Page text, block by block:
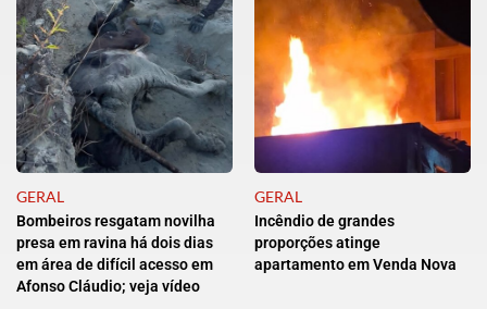
GERAL
Bombeiros resgatam novilha
presa em ravina há dois dias
em área de difícil acesso em
Afonso Cláudio; veja vídeo
GERAL
Incêndio de grandes
proporções atinge
apartamento em Venda Nova